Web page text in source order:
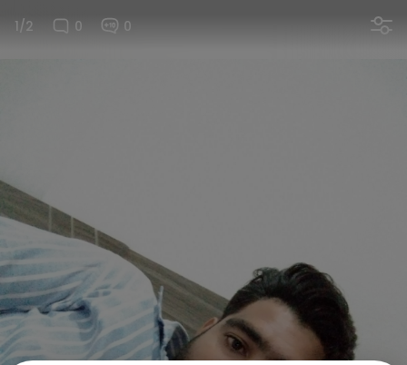
1/2 0 0